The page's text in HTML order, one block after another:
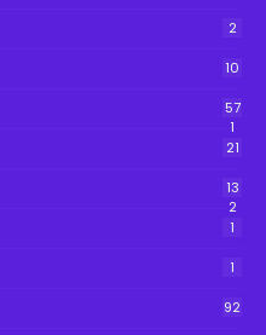
2
10
57
1
21
13
2
1
1
92